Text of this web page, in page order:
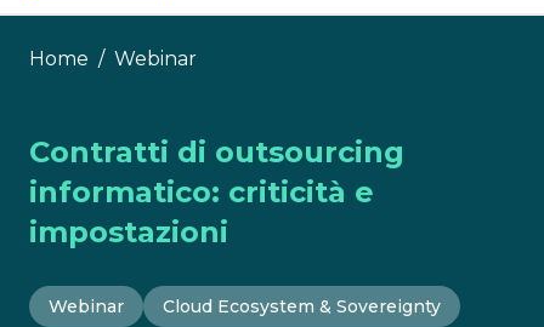
Menù
Home / Webinar
Contratti di outsourcing
informatico: criticità e
impostazioni
Webinar Cloud Ecosystem & Sovereignty